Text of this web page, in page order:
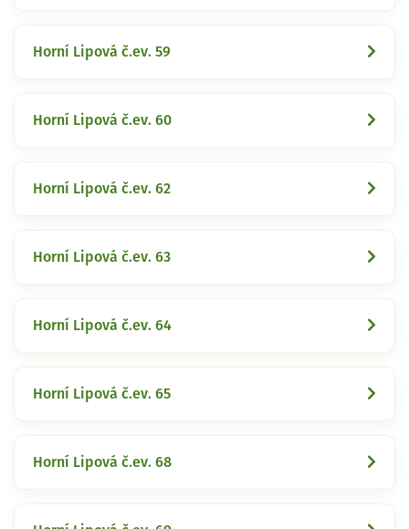
Horní Lipová č.ev. 59
Horní Lipová č.ev. 60
Horní Lipová č.ev. 62
Horní Lipová č.ev. 63
Horní Lipová č.ev. 64
Horní Lipová č.ev. 65
Horní Lipová č.ev. 68